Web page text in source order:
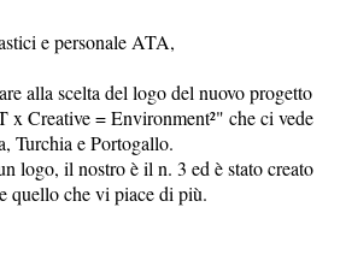
e personale ATA,
alla scelta del logo del nuovo progetto
x Creative = Environment²" che ci vede
Turchia e Portogallo.
logo, il nostro è il n. 3 ed è stato creato
quello che vi piace di più.